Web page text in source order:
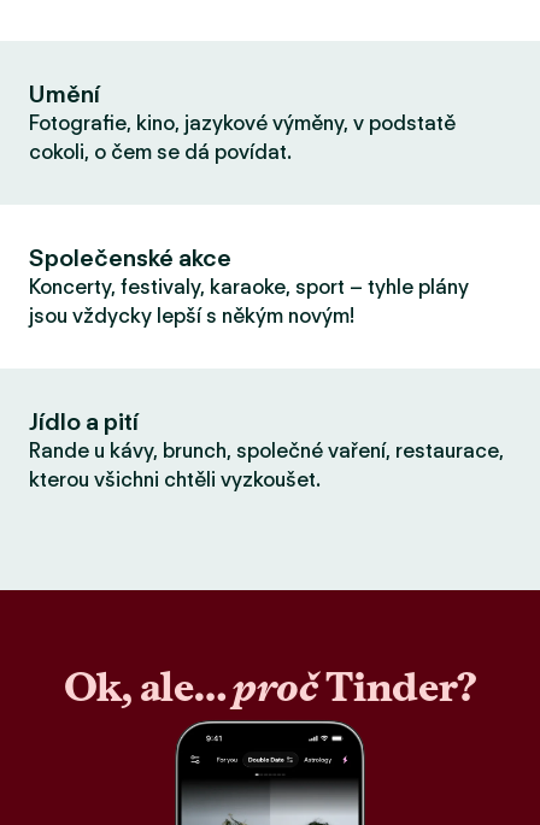
Umění
Fotografie, kino, jazykové výměny, v podstatě
cokoli, o čem se dá povídat.
Společenské akce
Koncerty, festivaly, karaoke, sport – tyhle plány
jsou vždycky lepší s někým novým!
Jídlo a pití
Rande u kávy, brunch, společné vaření, restaurace,
kterou všichni chtěli vyzkoušet.
Ok, ale…pročTinder?